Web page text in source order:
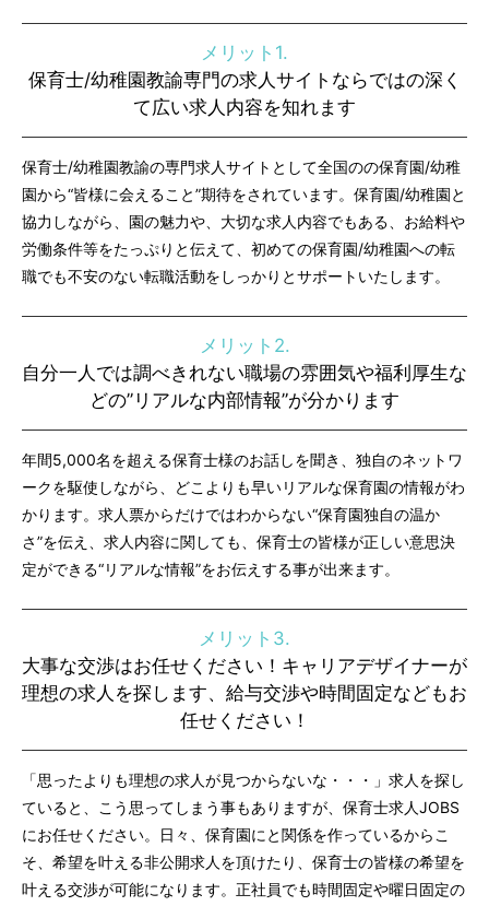
メリット1.
保育士/幼稚園教諭専門の求人サイトならではの深く
て広い求人内容を知れます
保育士/幼稚園教諭の専門求人サイトとして全国のの保育園/幼稚
園から“皆様に会えること”期待をされています。保育園/幼稚園と
協力しながら、園の魅力や、大切な求人内容でもある、お給料や
労働条件等をたっぷりと伝えて、初めての保育園/幼稚園への転
職でも不安のない転職活動をしっかりとサポートいたします。
メリット2.
自分一人では調べきれない職場の雰囲気や福利厚生な
どの”リアルな内部情報”が分かります
年間5,000名を超える保育士様のお話しを聞き、独自のネットワ
ークを駆使しながら、どこよりも早いリアルな保育園の情報がわ
かります。求人票からだけではわからない“保育園独自の温か
さ”を伝え、求人内容に関しても、保育士の皆様が正しい意思決
定ができる“リアルな情報”をお伝えする事が出来ます。
メリット3.
大事な交渉はお任せください！キャリアデザイナーが
理想の求人を探します、給与交渉や時間固定などもお
任せください！
「思ったよりも理想の求人が見つからないな・・・」求人を探し
ていると、こう思ってしまう事もありますが、保育士求人JOBS
にお任せください。日々、保育園にと関係を作っているからこ
そ、希望を叶える非公開求人を頂けたり、保育士の皆様の希望を
叶える交渉が可能になります。正社員でも時間固定や曜日固定の